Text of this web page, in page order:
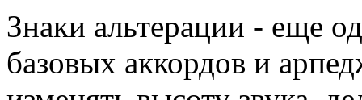
Знаки альтерации - еще
базовых аккордов и